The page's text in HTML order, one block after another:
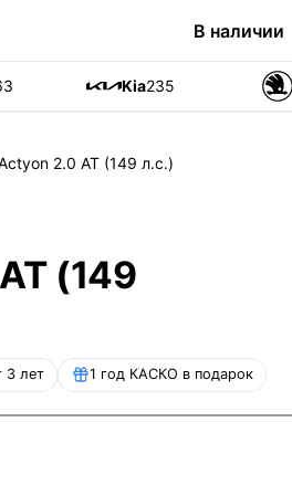
В наличии
Kia235
2.0 AT (149 л.с.)
(149
3 лет 1 год КАСКО в подарок